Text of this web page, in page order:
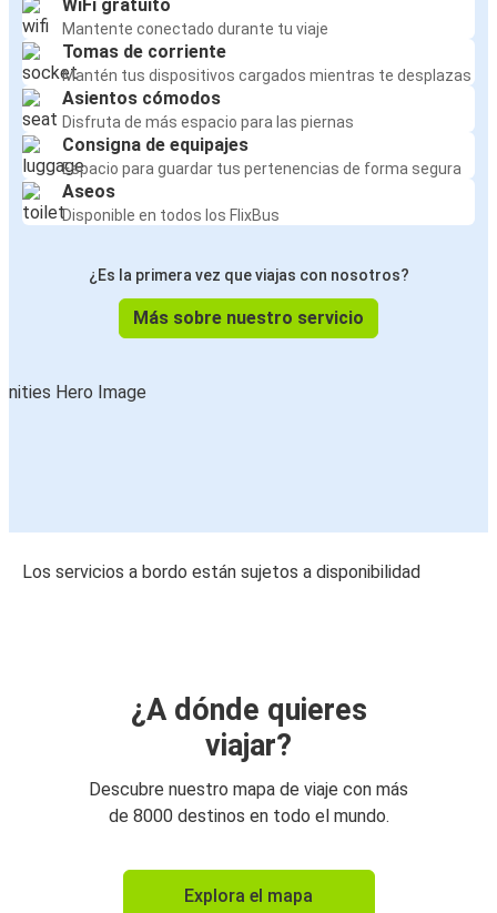
WiFi gratuito
Mantente conectado durante tu viaje
Tomas de corriente
Mantén tus dispositivos cargados mientras te desplazas
Asientos cómodos
Disfruta de más espacio para las piernas
Consigna de equipajes
Espacio para guardar tus pertenencias de forma segura
Aseos
Disponible en todos los FlixBus
¿Es la primera vez que viajas con nosotros?
Más sobre nuestro servicio
Los servicios a bordo están sujetos a disponibilidad
¿A dónde quieres
viajar?
Descubre nuestro mapa de viaje con más
de 8000 destinos en todo el mundo.
Explora el mapa